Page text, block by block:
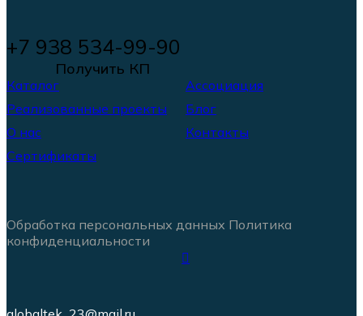
+7 938 534-99-90
Получить КП
Каталог
Ассоциация
Реализованные проекты
Блог
О нас
Контакты
Сертификаты
Обработка персональных данных Политика
конфиденциальности